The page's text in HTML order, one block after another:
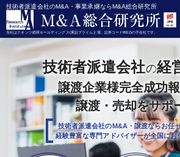
技術者派遣会社のM&A・事業承継ならM&A総合研究所
当社はクオンツ総研ホールディングス(東証プライム上場、証券コード9552)の子会社です。
技術者派遣会社の経
譲渡企業様完全成功
譲渡・売却をサポ
技術者派遣会社のM&A・譲渡ならお任
経験豊富な専門アドバイザーが全国にお